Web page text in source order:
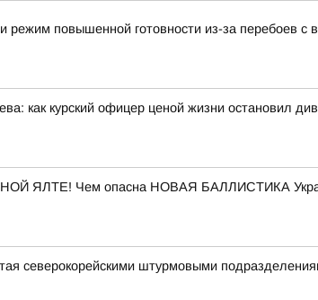
режим повышенной готовности из-за перебоев с
как курский офицер ценой жизни остановил
ЯЛТЕ! Чем опасна НОВАЯ БАЛЛИСТИКА
северокорейскими штурмовыми